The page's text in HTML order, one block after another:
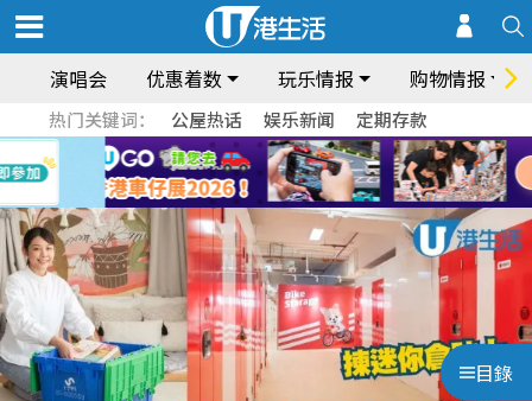
演唱会 优惠着数 玩乐情报 购物情报
热门关键词： 公屋热话 娱乐新闻 定期存款
目錄